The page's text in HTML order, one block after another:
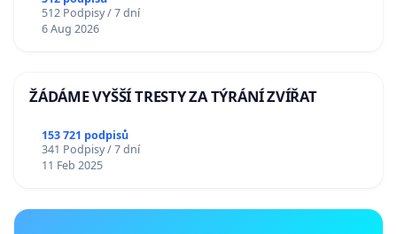
512 Podpisy / 7 dní
6 Aug 2026
ŽÁDÁME VYŠŠÍ TRESTY ZA TÝRÁNÍ ZVÍŘAT
153 721 podpisů
341 Podpisy / 7 dní
11 Feb 2025